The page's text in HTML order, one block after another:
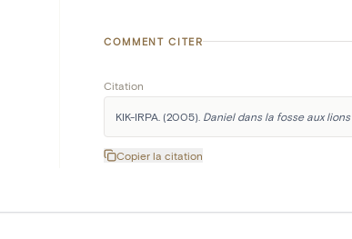
COMMENT CITER
Citation
KIK-IRPA. (2005). Daniel dans la fosse aux lions
Copier la citation